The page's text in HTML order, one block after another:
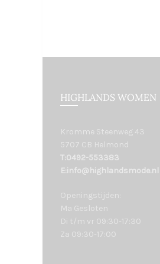
HIGHLANDS WOMEN
Kromme Steenweg 43
5707 CB Helmond
T:0492-553383
E:info@highlandsmode.nl
Openingstijden:
Ma Gesloten
Di t/m vr 09:30-17:30
Za 09:30-17:00